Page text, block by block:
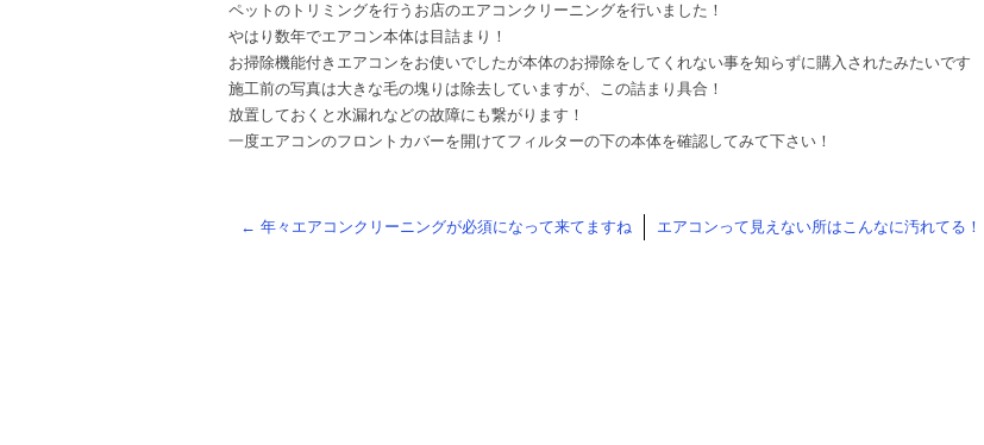
ペットのトリミングを行うお店のエアコンクリーニングを行いました！
やはり数年でエアコン本体は目詰まり！
お掃除機能付きエアコンをお使いでしたが本体のお掃除をしてくれない事を知らずに購入されたみたいです
施工前の写真は大きな毛の塊りは除去していますが、この詰まり具合！
放置しておくと水漏れなどの故障にも繋がります！
一度エアコンのフロントカバーを開けてフィルターの下の本体を確認してみて下さい！
← 年々エアコンクリーニングが必須になって来てますね エアコンって見えない所はこんなに汚れてる！